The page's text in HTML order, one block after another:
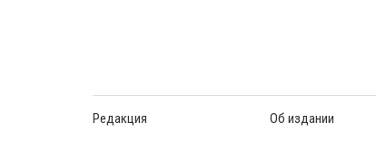
Редакция Об издании